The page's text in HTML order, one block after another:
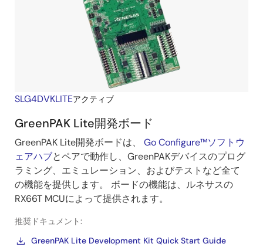
SLG4DVKLITEアクティブ
GreenPAK Lite開発ボード
GreenPAK Lite開発ボードは、 Go Configure™ソフトウ
ェアハブとペアで動作し、GreenPAKデバイスのプログ
ラミング、エミュレーション、およびテストなど全て
の機能を提供します。 ボードの機能は、ルネサスの
RX66T MCUによって提供されます。
推奨ドキュメント:
GreenPAK Lite Development Kit Quick Start Guide